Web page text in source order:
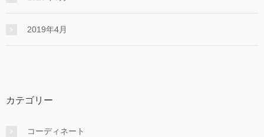
2019年4月
カテゴリー
コーディネート